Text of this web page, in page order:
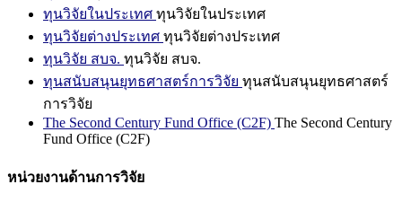
ทุนวิจัยในประเทศ ทุนวิจัยในประเทศ
ทุนวิจัยต่างประเทศ ทุนวิจัยต่างประเทศ
ทุนวิจัย สบจ. ทุนวิจัย สบจ.
ทุนสนับสนุนยุทธศาสตร์การวิจัย ทุนสนับสนุนยุทธศาสตร์
การวิจัย
The Second Century Fund Office (C2F) The Second Century
Fund Office (C2F)
หน่วยงานด้านการวิจัย